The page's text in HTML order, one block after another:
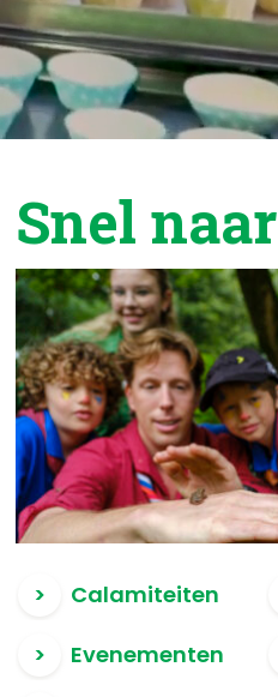
Snel naar
Calamiteiten
Evenementen